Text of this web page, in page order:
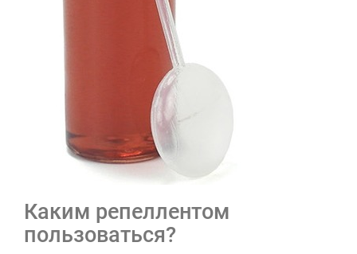
Каким репеллентом
пользоваться?